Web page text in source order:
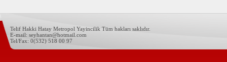
Telif Hakki Hatay Metropol Yayincilik Tüm hakları saklıdır.
E-mail: seyhantan@hotmail.com
Tel/Fax: 0(532) 518 00 97